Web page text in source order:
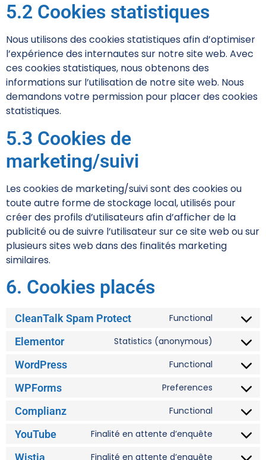
5.2 Cookies statistiques
Nous utilisons des cookies statistiques afin d’optimiser
l’expérience des internautes sur notre site web. Avec
ces cookies statistiques, nous obtenons des
informations sur l’utilisation de notre site web. Nous
demandons votre permission pour placer des cookies
statistiques.
5.3 Cookies de
marketing/suivi
Les cookies de marketing/suivi sont des cookies ou
toute autre forme de stockage local, utilisés pour
créer des profils d’utilisateurs afin d’afficher de la
publicité ou de suivre l’utilisateur sur ce site web ou sur
plusieurs sites web dans des finalités marketing
similaires.
6. Cookies placés
CleanTalk Spam Protect Functional
Elementor Statistics (anonymous)
WordPress Functional
WPForms Preferences
Complianz Functional
YouTube Finalité en attente d’enquête
Wistia Finalité en attente d’enquête